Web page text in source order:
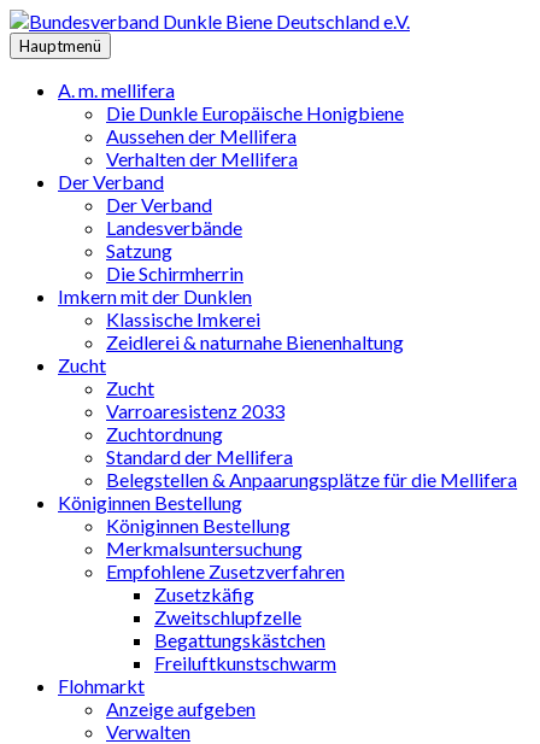
Zum
Inhalt
springen
Hauptmenü
A. m. mellifera
Die Dunkle Europäische Honigbiene
Aussehen der Mellifera
Verhalten der Mellifera
Der Verband
Der Verband
Landesverbände
Satzung
Die Schirmherrin
Imkern mit der Dunklen
Klassische Imkerei
Zeidlerei & naturnahe Bienenhaltung
Zucht
Zucht
Varroaresistenz 2033
Zuchtordnung
Standard der Mellifera
Belegstellen & Anpaarungsplätze für die Mellifera
Königinnen Bestellung
Königinnen Bestellung
Merkmalsuntersuchung
Empfohlene Zusetzverfahren
Zusetzkäfig
Zweitschlupfzelle
Begattungskästchen
Freiluftkunstschwarm
Flohmarkt
Anzeige aufgeben
Verwalten